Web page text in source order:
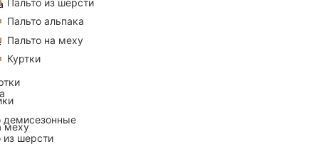
меху
Пальто альпака
Пальто на меху
Куртки
демисезонные
из шерсти